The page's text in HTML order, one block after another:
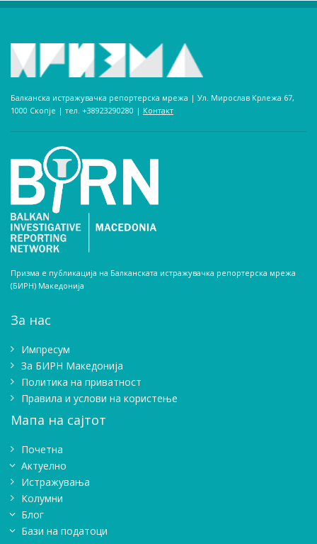
Балканска истражувачка репортерска мрежа | Ул. Мирослав Крлежа 67,
1000 Скопје | тел. +38923290280­ | Контакт
Призма е публикација на Балканската истражувачка репортерска мрежа
(БИРН) Македонија
За нас
Импресум
Зa БИРН Македонија
Политика на приватност
Правила и услови на користење
Мапа на сајтот
Почетна
Актуелно
Истражувањa
Колумни
Блог
Бази на податоци